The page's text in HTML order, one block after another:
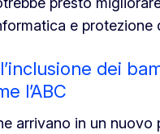
e protezione
dei
l’ABC
arrivano in un